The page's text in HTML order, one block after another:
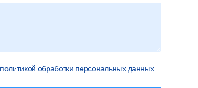
политикой обработки персональных данных